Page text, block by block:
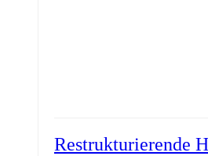
Restrukturierende